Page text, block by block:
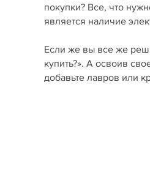
покупки? Все, что
является наличие
Если же вы все же
купить?». А освоив
добавьте лавров или